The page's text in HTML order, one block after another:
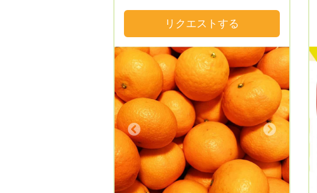
した気候のもと、真面目に農業に向き合
い、皆様から愛される高品質のみかんを生
産しています！ 柑橘のど真ん中「愛媛県
八幡浜市」より”旬”をお届けします！！
リクエストする
Next Previous